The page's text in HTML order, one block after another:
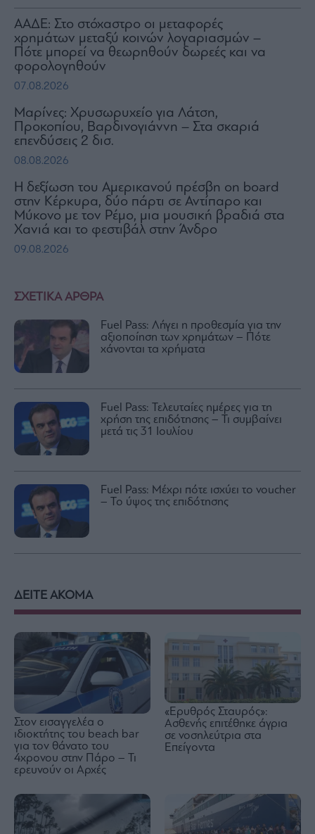
ΣΧΕΤΙΚΑ ΑΡΘΡΑ
Fuel Pass: Λήγει η προθεσμία για την
αξιοποίηση των χρημάτων – Πότε
χάνονται τα χρήματα
Fuel Pass: Τελευταίες ημέρες για τη
χρήση της επιδότησης – Τι συμβαίνει
μετά τις 31 Ιουλίου
Fuel Pass: Μέχρι πότε ισχύει το voucher
– Το ύψος της επιδότησης
ΑΑΔΕ: Στο στόχαστρο οι μεταφορές
χρημάτων μεταξύ κοινών λογαριασμών –
Πότε μπορεί να θεωρηθούν δωρεές και να
φορολογηθούν
07.08.2026
Μαρίνες: Χρυσωρυχείο για Λάτση,
Προκοπίου, Βαρδινογιάννη – Στα σκαριά
επενδύσεις 2 δισ.
08.08.2026
H δεξίωση του Αμερικανού πρέσβη on board
στην Κέρκυρα, δύο πάρτι σε Αντίπαρο και
Μύκονο με τον Ρέμο, μια μουσική βραδιά στα
Χανιά και το φεστιβάλ στην Άνδρο
09.08.2026
ΔΕΙΤΕ ΑΚΟΜΑ
Στον εισαγγελέα ο
ιδιοκτήτης του beach bar
για τον θάνατο του
4χρονου στην Πάρο – Τι
ερευνούν οι Αρχές
«Ερυθρός Σταυρός»:
Ασθενής επιτέθηκε άγρια
σε νοσηλεύτρια στα
Επείγοντα